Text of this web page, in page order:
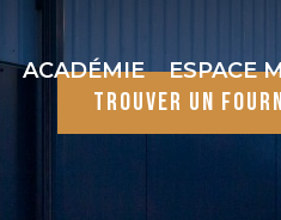
ACADÉMIE ESPACE
trouver un